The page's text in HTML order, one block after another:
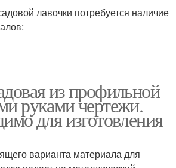
лавочки потребуется наличие
из профильной
руками чертежи.
для изготовления
варианта материала для